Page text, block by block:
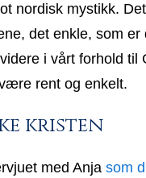
nordisk mystikk.
det enkle, som er
i vårt forhold til
rent og enkelt.
kristen
med Anja som